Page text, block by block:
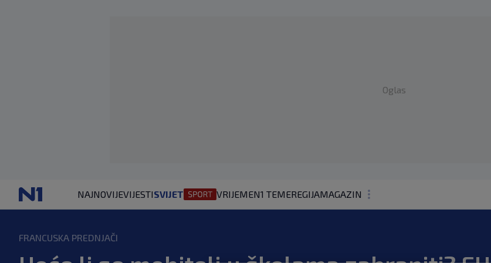
Oglas
NAJNOVIJEVIJESTISVIJET VRIJEMEN1 TEMEREGIJAMAGAZIN
FRANCUSKA PREDNJAČI